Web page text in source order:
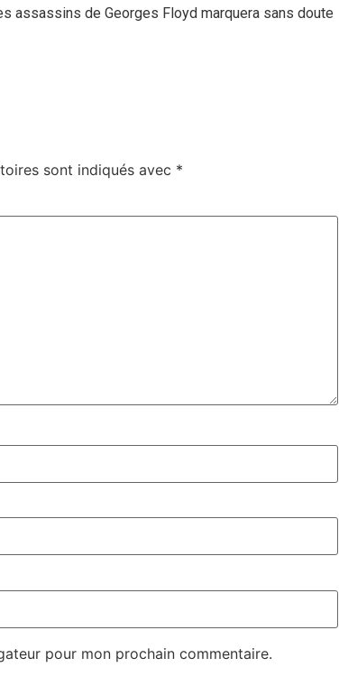
assassins de Georges Floyd marquera sans doute
sont indiqués avec *
pour mon prochain commentaire.